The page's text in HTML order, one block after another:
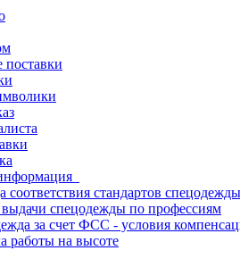
соответствия стандартов спецодежды
спецодежды по профессиям
за счет ФСС - условия
работы на высоте